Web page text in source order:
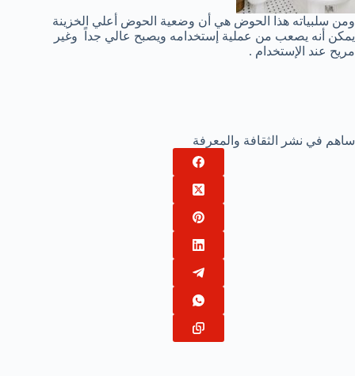
ومن سلبياته هذا الحوض هي أن وضعية الحوض أعلي الخزينة
يمكن أنه يصعب من عملية إستخدامه ويصبح عالي جداً وغير
مريح عند الإستخدام .
ساهم في نشر الثقافة والمعرفة